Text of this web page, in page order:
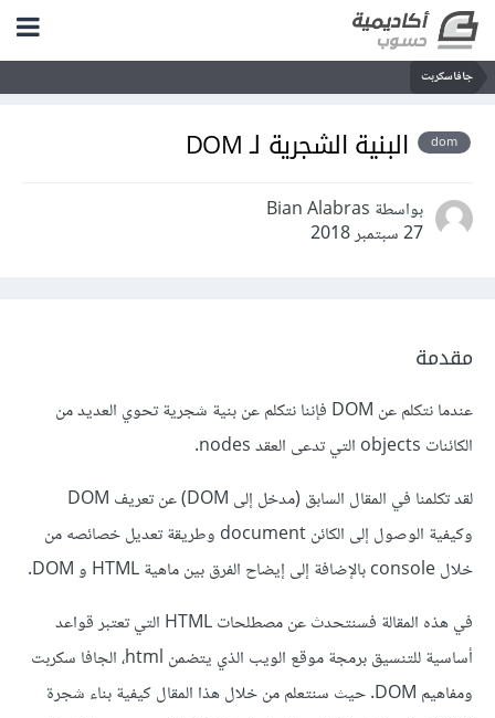
جافاسكربت
dom البنية الشجرية لـ DOM
بواسطة Bian Alabras
27 سبتمبر 2018
مقدمة
عندما نتكلم عن DOM فإننا نتكلم عن بنية شجرية تحوي العديد من
الكائنات objects التي تدعى العقد nodes.
لقد تكلمنا في المقال السابق (مدخل إلى DOM) عن تعريف DOM
وكيفية الوصول إلى الكائن document وطريقة تعديل خصائصه من
خلال console بالإضافة إلى إيضاح الفرق بين ماهية HTML و DOM.
في هذه المقالة فسنتحدث عن مصطلحات HTML التي تعتبر قواعد
أساسية للتنسيق برمجة موقع الويب الذي يتضمن html، الجافا سكربت
ومفاهيم DOM. حيث سنتعلم من خلال هذا المقال كيفية بناء شجرة